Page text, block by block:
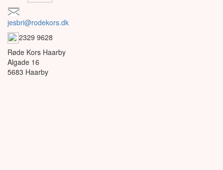
jesbri@rodekors.dk
2329 9628
Røde Kors Haarby
Algade 16
5683 Haarby